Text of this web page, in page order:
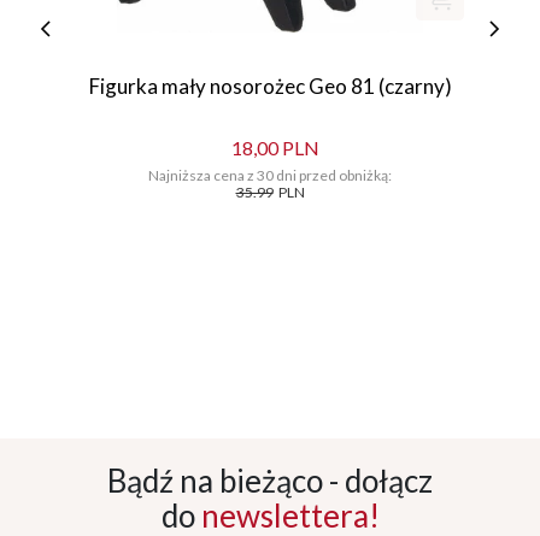
Figurka mały nosorożec Geo 81 (czarny)
18,00 PLN
Najniższa cena z 30 dni przed obniżką:
35.99 PLN
Bądź na bieżąco - dołącz
do newslettera!